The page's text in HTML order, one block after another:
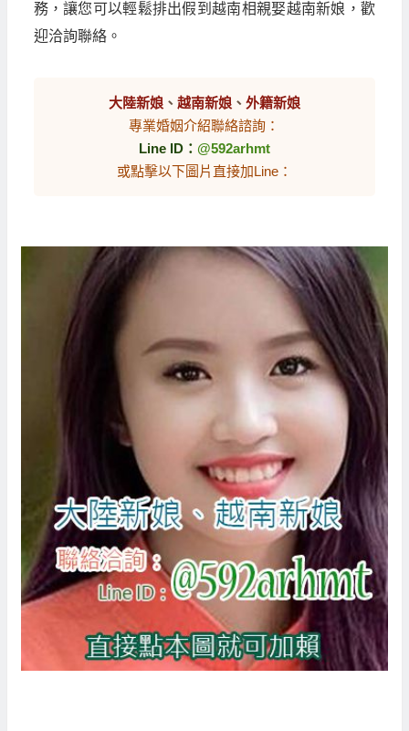
務，讓您可以輕鬆排出假到越南相親娶越南新娘，歡
迎洽詢聯絡。
大陸新娘、 越南新娘、 外籍新娘
專業婚姻介紹聯絡諮詢：
Line ID： @592arhmt
或點擊以下圖片直接加Line：